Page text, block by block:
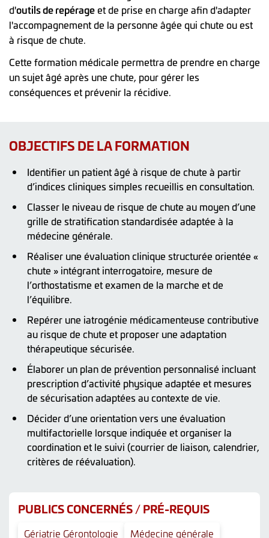
d'outils de repérageet de prise en charge afin d'adapter
l'accompagnement de la personne âgée qui chute ou est
à risque de chute.
Cette formation médicale permettra de prendre en charge
un sujet âgé après une chute, pour gérer les
conséquences et prévenir la récidive.
OBJECTIFS DE LA FORMATION
Identifier un patient âgé à risque de chute à partir
d’indices cliniques simples recueillis en consultation.
Classer le niveau de risque de chute au moyen d’une
grille de stratification standardisée adaptée à la
médecine générale.
Réaliser une évaluation clinique structurée orientée «
chute » intégrant interrogatoire, mesure de
l’orthostatisme et examen de la marche et de
l’équilibre.
Repérer une iatrogénie médicamenteuse contributive
au risque de chute et proposer une adaptation
thérapeutique sécurisée.
Élaborer un plan de prévention personnalisé incluant
prescription d’activité physique adaptée et mesures
de sécurisation adaptées au contexte de vie.
Décider d’une orientation vers une évaluation
multifactorielle lorsque indiquée et organiser la
coordination et le suivi (courrier de liaison, calendrier,
critères de réévaluation).
PUBLICS CONCERNÉS / PRÉ-REQUIS
Gériatrie Gérontologie Médecine générale